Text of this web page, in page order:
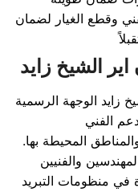
وقطع الغيار لضمان
الشيخ زايد
زايد الوجهة الرسمية
الفني
المحيطة بها.
والفنيين
منظومات التبريد